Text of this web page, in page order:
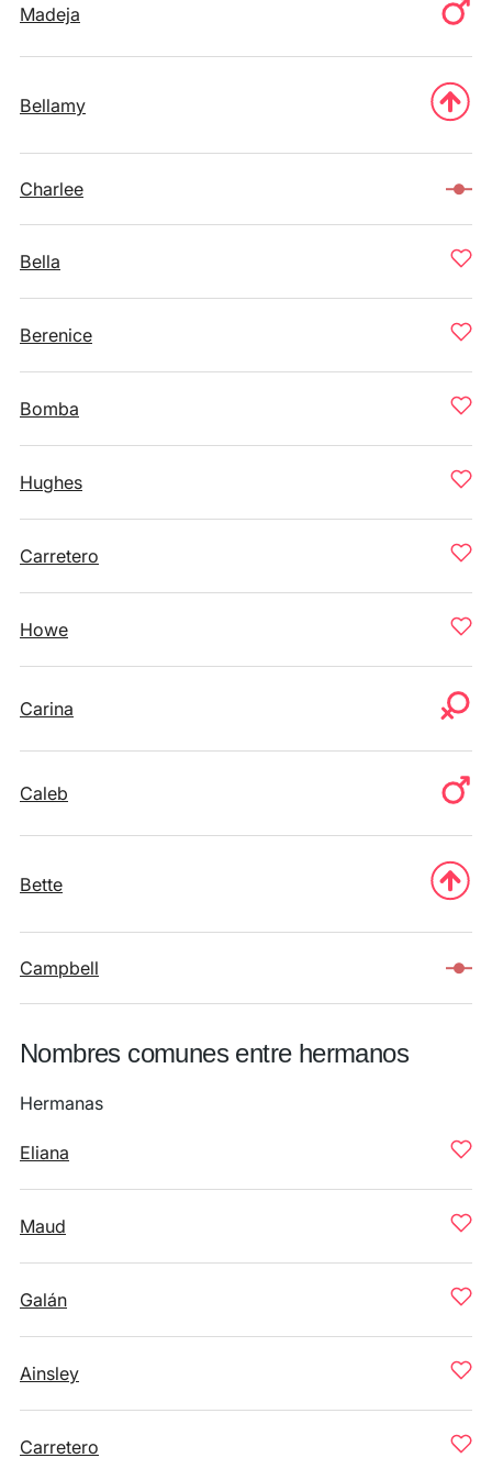
Madeja
Bellamy
Charlee
Bella
Berenice
Bomba
Hughes
Carretero
Howe
Carina
Caleb
Bette
Campbell
Nombres comunes entre hermanos
Hermanas
Eliana
Maud
Galán
Ainsley
Carretero